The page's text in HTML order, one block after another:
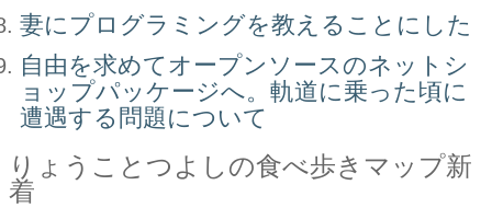
妻にプログラミングを教えることにした
自由を求めてオープンソースのネットシ
ョップパッケージへ。軌道に乗った頃に
遭遇する問題について
りょうことつよしの食べ歩きマップ新
着